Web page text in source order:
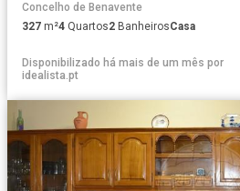
Concelho de Benavente
327 m²4 Quartos2 BanheirosCasa
Disponibilizado há mais de um mês por
idealista.pt